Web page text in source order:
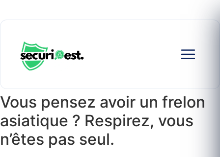
Vous pensez avoir un frelon
asiatique ? Respirez, vous
n’êtes pas seul.